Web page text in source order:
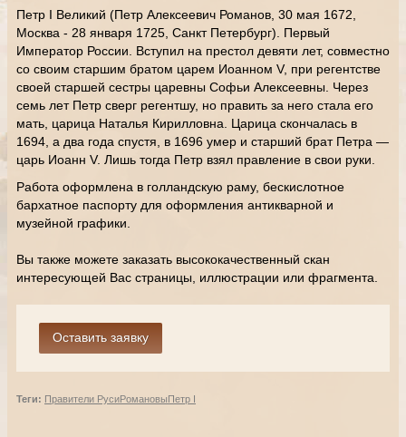
Петр I Великий (Петр Алексеевич Романов, 30 мая 1672,
Москва - 28 января 1725, Санкт Петербург). Первый
Император России. Вступил на престол девяти лет, совместно
со своим старшим братом царем Иоанном V, при регентстве
своей старшей сестры царевны Софьи Алексеевны. Через
семь лет Петр сверг регентшу, но править за него стала его
мать, царица Наталья Кирилловна. Царица скончалась в
1694, а два года спустя, в 1696 умер и старший брат Петра —
царь Иоанн V. Лишь тогда Петр взял правление в свои руки.
Работа оформлена в голландскую раму, бескислотное
бархатное паспорту для оформления антикварной и
музейной графики.
Вы также можете заказать высококачественный скан
интересующей Вас страницы, иллюстрации или фрагмента.
Теги: Правители РусиРомановыПетр I